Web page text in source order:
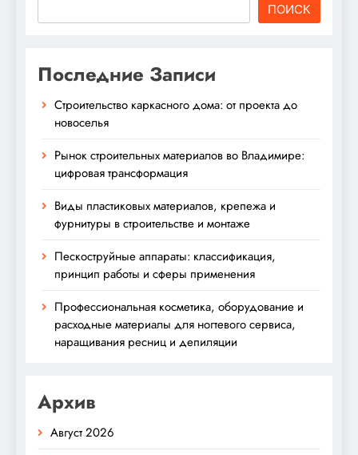
ПОИСК
Последние Записи
Строительство каркасного дома: от проекта до
новоселья
Рынок строительных материалов во Владимире:
цифровая трансформация
Виды пластиковых материалов, крепежа и
фурнитуры в строительстве и монтаже
Пескоструйные аппараты: классификация,
принцип работы и сферы применения
Профессиональная косметика, оборудование и
расходные материалы для ногтевого сервиса,
наращивания ресниц и депиляции
Архив
Август 2026